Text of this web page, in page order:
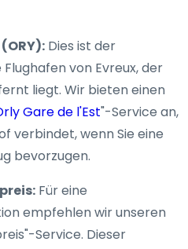
Dies ist der
von Evreux, der
liegt. Wir bieten einen
Gare de l'Est"-Service an,
verbindet, wenn Sie eine
bevorzugen.
Für eine
empfehlen wir unseren
Service. Dieser